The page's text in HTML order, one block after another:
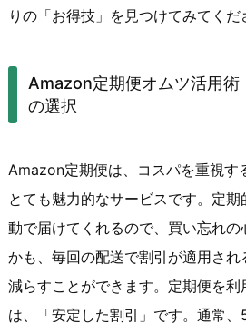
りの「お得技」を見つけてみてくだ
Amazon定期便オムツ活用術
の選択
Amazon定期便は、コスパを重視す
とても魅力的なサービスです。定
動で届けてくれるので、買い忘れの
かも、毎回の配送で割引が適用さ
減らすことができます。定期便を利
は、「安定した割引」です。通常